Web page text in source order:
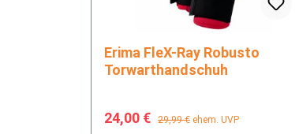
Erima FleX-Ray Robusto
Torwarthandschuh
Verkaufspreis:
24,00 € Regulärer Preis:
29,99 € ehem. UVP